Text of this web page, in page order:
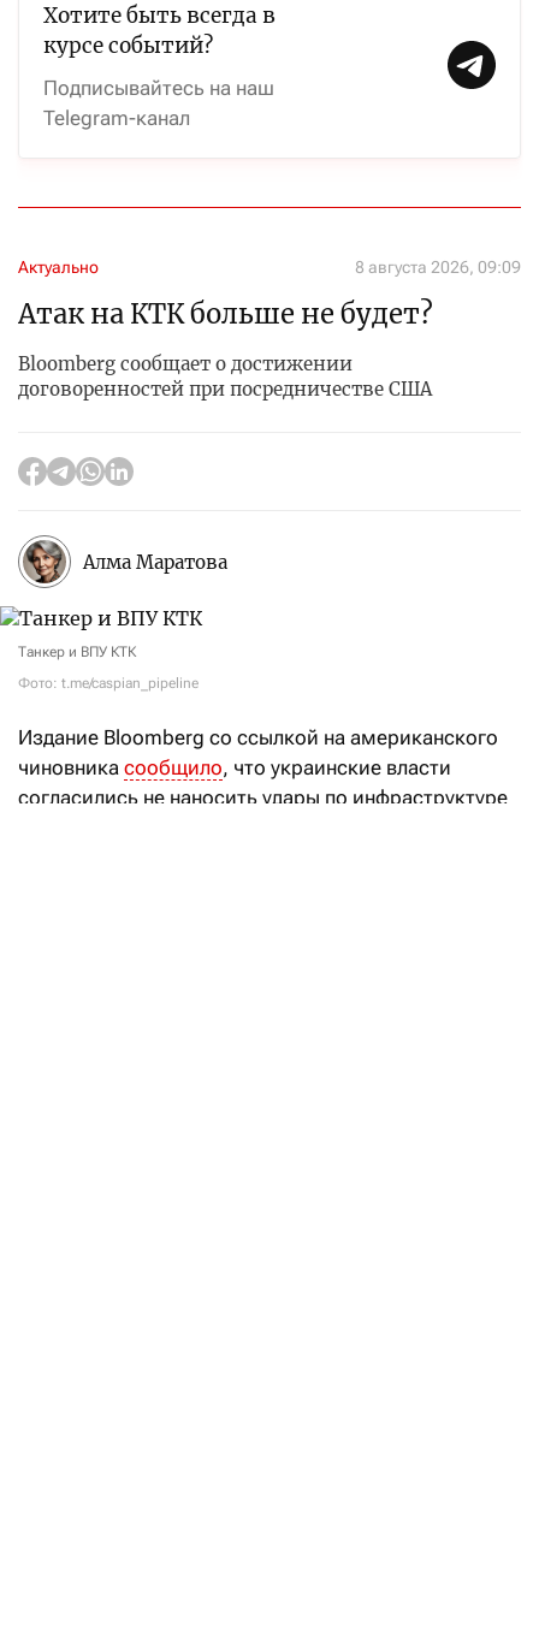
Хотите быть всегда в
курсе событий?
Подписывайтесь на наш
Telegram-канал
Актуально 8 августа 2026, 09:09
Атак на КТК больше не будет?
Bloomberg сообщает о достижении
договоренностей при посредничестве США
Алма Маратова
Танкер и ВПУ КТК
Фото: t.me/caspian_pipeline
Издание Bloomberg со ссылкой на американского
чиновника сообщило, что украинские власти
согласились не наносить удары по инфраструктуре